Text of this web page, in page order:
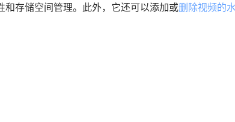
存储空间管理。此外，它还可以添加或删除视频的